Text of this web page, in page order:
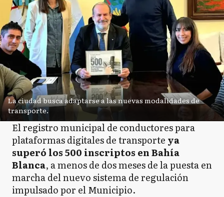
La ciudad busca adaptarse a las nuevas modalidades de
transporte.
El registro municipal de conductores para
plataformas digitales de transporte ya
superó los 500 inscriptos en Bahía
Blanca, a menos de dos meses de la puesta en
marcha del nuevo sistema de regulación
impulsado por el Municipio.